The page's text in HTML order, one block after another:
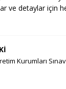
ve detaylar için
Kurumları